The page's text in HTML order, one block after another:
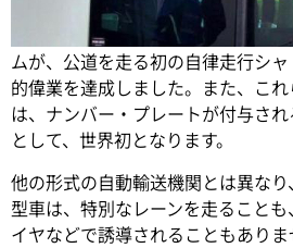
このたび、WEpod と呼ばれる自動
ムが、公道を走る初の自律走行シ
的偉業を達成しました。また、こ
は、ナンバー・プレートが付与さ
として、世界初となります。
他の形式の自動輸送機関とは異な
型車は、特別なレーンを走ること
イヤなどで誘導されることもありま